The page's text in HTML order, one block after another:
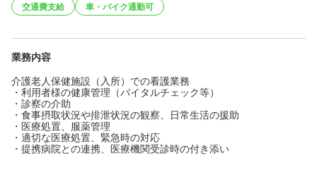
交通費支給 車・バイク通勤可
業務内容
介護老人保健施設（入所）での看護業務
・利用者様の健康管理（バイタルチェック等）
・診察の介助
・食事摂取状況や排泄状況の観察、日常生活の援助
・医療処置、服薬管理
・適切な医療処置、緊急時の対応
・提携病院との連携、医療機関受診時の付き添い